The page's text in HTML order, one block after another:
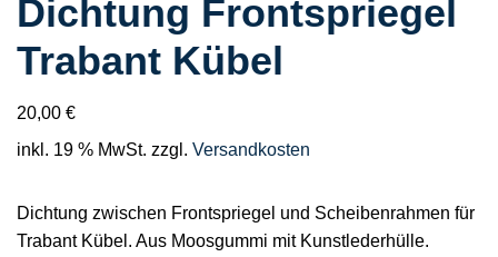
Dichtung Frontspriegel
Trabant Kübel
20,00 €
inkl. 19 % MwSt. zzgl. Versandkosten
Dichtung zwischen Frontspriegel und Scheibenrahmen für
Trabant Kübel. Aus Moosgummi mit Kunstlederhülle.